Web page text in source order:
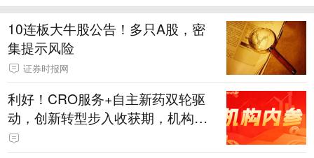
10连板大牛股公告！多只A股，密
集提示风险
证券时报网
利好！CRO服务+自主新药双轮驱
动，创新转型步入收获期，机构目
标价69.59元！